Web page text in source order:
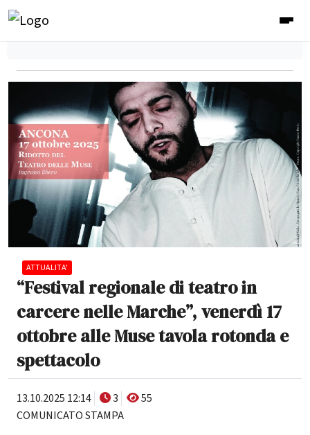
ATTUALITA'
“Festival regionale di teatro in
carcere nelle Marche”, venerdì 17
ottobre alle Muse tavola rotonda e
spettacolo
13.10.2025 12:14 3
55
COMUNICATO STAMPA